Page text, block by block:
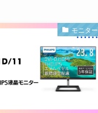
モニター